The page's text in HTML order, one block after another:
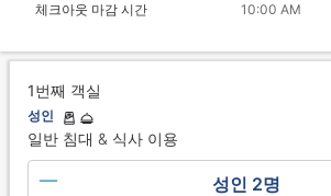
체크아웃 마감 시간 10:00 AM
1번째 객실
성인
일반 침대 & 식사 이용
성인 2명